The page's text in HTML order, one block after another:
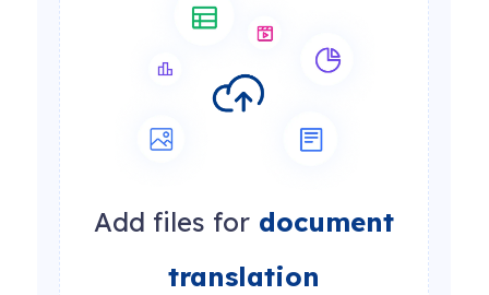
Add files for document
translation